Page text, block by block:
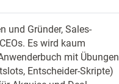
und Gründer, Sales-
Es wird kaum
mit Übungen
Entscheider-Skripte)